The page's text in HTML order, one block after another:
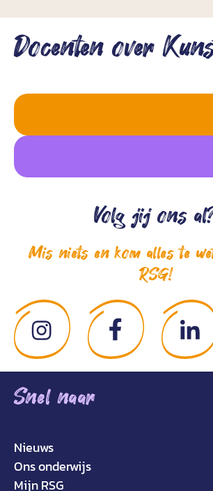
Docenten over
Volg jij ons
Mis niets en kom alles te
RSG!
Snel naar
Nieuws
Ons onderwijs
Mijn RSG